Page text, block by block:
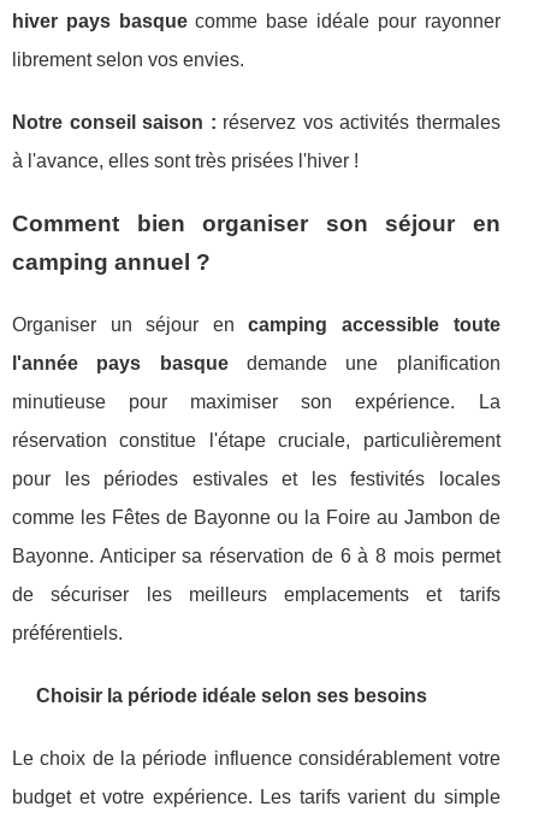
hiver pays basquecomme base idéale pour rayonner
librement selon vos envies.
Notre conseil saison : réservez vos activités thermales
à l'avance, elles sont très prisées l'hiver !
Comment bien organiser son séjour en
camping annuel ?
Organiser un séjour encamping accessible toute
l'année pays basquedemande une planification
minutieuse pour maximiser son expérience. La
réservation constitue l'étape cruciale, particulièrement
pour les périodes estivales et les festivités locales
comme les Fêtes de Bayonne ou la Foire au Jambon de
Bayonne. Anticiper sa réservation de 6 à 8 mois permet
de sécuriser les meilleurs emplacements et tarifs
préférentiels.
Choisir la période idéale selon ses besoins
Le choix de la période influence considérablement votre
budget et votre expérience. Les tarifs varient du simple